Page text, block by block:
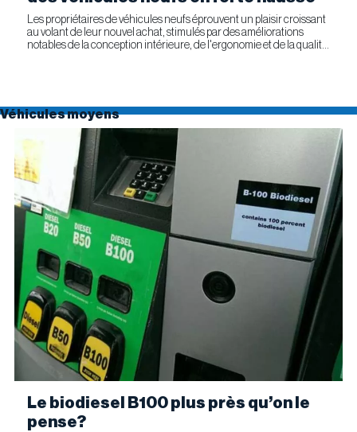
Les propriétaires de véhicules neufs éprouvent un plaisir croissant
au volant de leur nouvel achat, stimulés par des améliorations
notables de la conception intérieure, de l'ergonomie et de la qualité
Véhicules moyens
Le biodiesel B100 plus près qu’on le
pense?